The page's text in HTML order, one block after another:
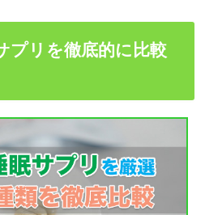
プリを徹底的に比較